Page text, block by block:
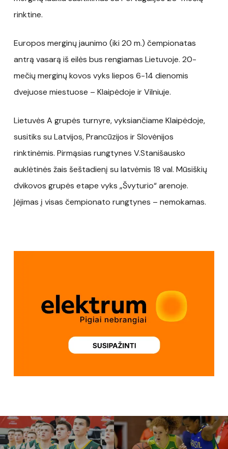
rinktine.
Europos merginų jaunimo (iki 20 m.) čempionatas
antrą vasarą iš eilės bus rengiamas Lietuvoje. 20-
mečių merginų kovos vyks liepos 6-14 dienomis
dvejuose miestuose – Klaipėdoje ir Vilniuje.
Lietuvės A grupės turnyre, vyksiančiame Klaipėdoje,
susitiks su Latvijos, Prancūzijos ir Slovėnijos
rinktinėmis. Pirmąsias rungtynes V.Stanišausko
auklėtinės žais šeštadienį su latvėmis 18 val. Mūsiškių
dvikovos grupės etape vyks „Švyturio“ arenoje.
Įėjimas į visas čempionato rungtynes – nemokamas.